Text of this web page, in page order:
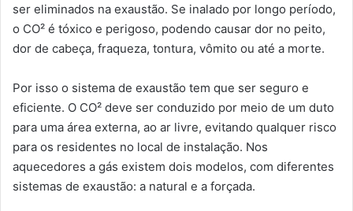
ser eliminados na exaustão. Se inalado por longo período,
o CO² é tóxico e perigoso, podendo causar dor no peito,
dor de cabeça, fraqueza, tontura, vômito ou até a morte.
Por isso o sistema de exaustão tem que ser seguro e
eficiente. O CO² deve ser conduzido por meio de um duto
para uma área externa, ao ar livre, evitando qualquer risco
para os residentes no local de instalação. Nos
aquecedores a gás existem dois modelos, com diferentes
sistemas de exaustão: a natural e a forçada.